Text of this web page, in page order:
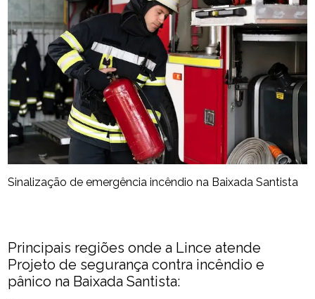
Sinalização de emergência incêndio na Baixada Santista
Principais regiões onde a Lince atende
Projeto de segurança contra incêndio e
pânico na Baixada Santista: